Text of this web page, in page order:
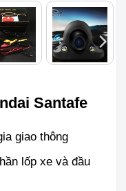
Santafe
giao thông
lốp xe và đầu